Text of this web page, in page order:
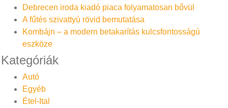
Debrecen iroda kiadó piaca folyamatosan bővül
A fűtés szivattyú rövid bemutatása
Kombájn – a modern betakarítás kulcsfontosságú
eszköze
Kategóriák
Autó
Egyéb
Étel-Ital